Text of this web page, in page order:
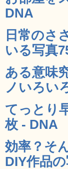
DNA
日常のさ
いる写真
ある意味
ノいろい
てっとり
枚 - DNA
効率？そ
DIY作品